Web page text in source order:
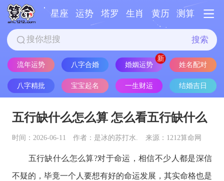
星座 运势 塔罗 生肖 黄历 测算
搜索
流年运势 八字合婚 婚姻运势 姓名配对
八字精批 宝宝起名 一生财运 结婚吉日
五行缺什么怎么算 怎么看五行缺什么
时间：2026-06-11 作者：是冰的苏打水. 来源：1212算命网
五行缺什么怎么算?对于命运，相信不少人都是深信
不疑的，毕竟一个人要想有好的命运发展，其实命格也是